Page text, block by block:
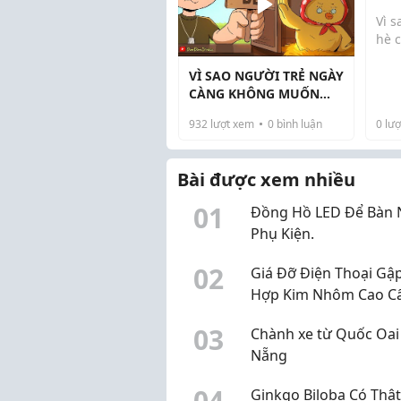
VÌ SAO NGƯỜI TRẺ NGÀY
CÀNG KHÔNG MUỐN
GIẢM
932 lượt xem 0 bình luận
Bổ
Vì
hè
thời
và
kế
0
Bài được xem nhiều
01
Đồng Hồ LED Để Bàn
Phụ Kiện.
02
Giá Đỡ Điện Thoại
Hợp Kim Nhôm Cao
03
Chành xe từ Quốc
Nẵng
Ginkgo Biloba Có